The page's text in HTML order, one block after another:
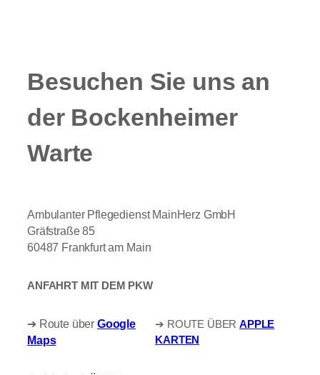
Besuchen Sie uns an
der Bockenheimer
Warte
Ambulanter Pflegedienst MainHerz GmbH
Gräfstraße 85
60487 Frankfurt am Main
ANFAHRT MIT DEM PKW
➔ Route über Google
Maps
➔ ROUTE ÜBERAPPLE
KARTEN